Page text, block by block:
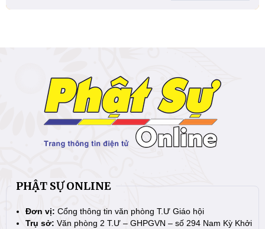
PHẬT SỰ ONLINE
Đơn vị: Cổng thông tin văn phòng T.Ư Giáo hội
Trụ sở: Văn phòng 2 T.Ư – GHPGVN – số 294 Nam Kỳ Khởi